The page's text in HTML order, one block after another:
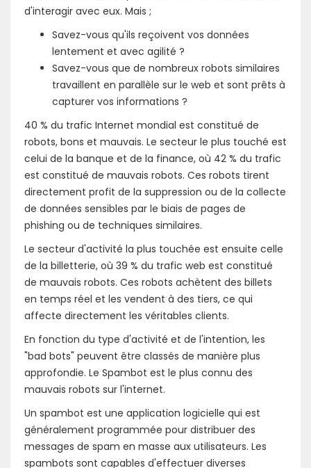
d'interagir avec eux. Mais ;
Savez-vous qu'ils reçoivent vos données
lentement et avec agilité ?
Savez-vous que de nombreux robots similaires
travaillent en parallèle sur le web et sont prêts à
capturer vos informations ?
40 % du trafic Internet mondial est constitué de
robots, bons et mauvais. Le secteur le plus touché est
celui de la banque et de la finance, où 42 % du trafic
est constitué de mauvais robots. Ces robots tirent
directement profit de la suppression ou de la collecte
de données sensibles par le biais de pages de
phishing ou de techniques similaires.
Le secteur d'activité la plus touchée est ensuite celle
de la billetterie, où 39 % du trafic web est constitué
de mauvais robots. Ces robots achètent des billets
en temps réel et les vendent à des tiers, ce qui
affecte directement les véritables clients.
En fonction du type d'activité et de l'intention, les
"bad bots" peuvent être classés de manière plus
approfondie. Le Spambot est le plus connu des
mauvais robots sur l'internet.
Un spambot est une application logicielle qui est
généralement programmée pour distribuer des
messages de spam en masse aux utilisateurs. Les
spambots sont capables d'effectuer diverses